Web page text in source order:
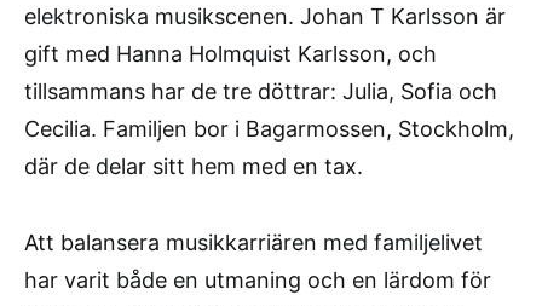
elektroniska musikscenen. Johan T Karlsson är
gift med Hanna Holmquist Karlsson, och
tillsammans har de tre döttrar: Julia, Sofia och
Cecilia. Familjen bor i Bagarmossen, Stockholm,
där de delar sitt hem med en tax.
Att balansera musikkarriären med familjelivet
har varit både en utmaning och en lärdom för